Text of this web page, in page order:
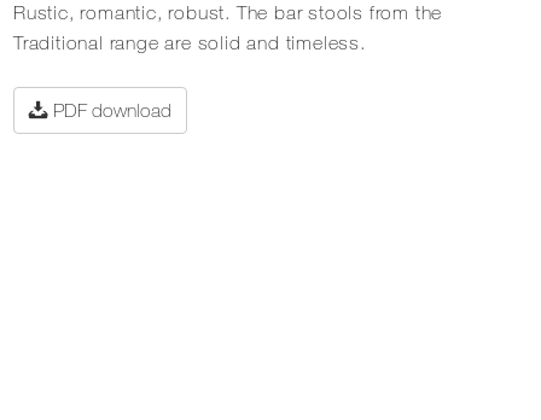
Rustic, romantic, robust. The bar stools from the
Traditional range are solid and timeless.
PDF download